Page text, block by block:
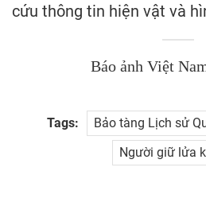
cứu thông tin hiện vật và
Báo ảnh Việt
Tags:
Bảo tàng Lịch sử
Người giữ lửa